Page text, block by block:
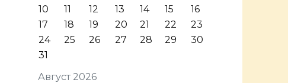
Август 2026
10
11 12 13 14 15
16
17
18 19 20 21 22
23
24
25 26 27 28 29
30
31